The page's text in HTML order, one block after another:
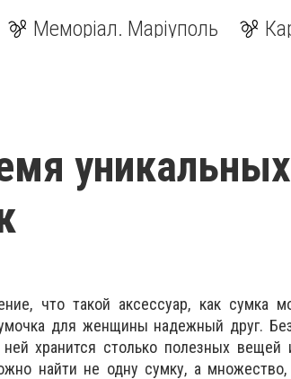
Меморіал. Маріуполь
уникальных
что такой аксессуар, как сумка
для женщины надежный друг.
хранится столько полезных вещей
найти не одну сумку, а множество,